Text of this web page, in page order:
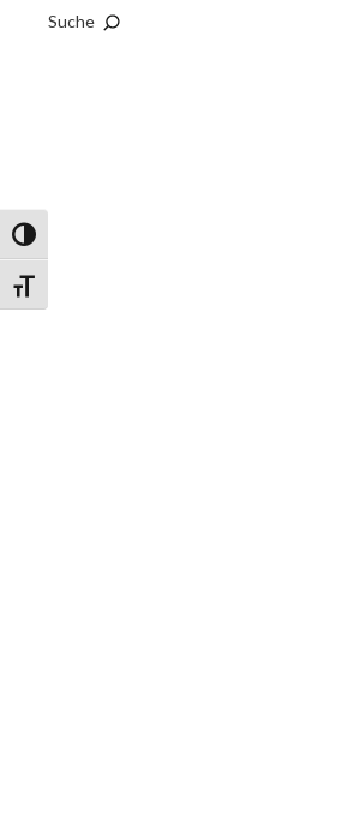
Umschalten auf hohe Kontraste
Schrift vergrößern
Suche